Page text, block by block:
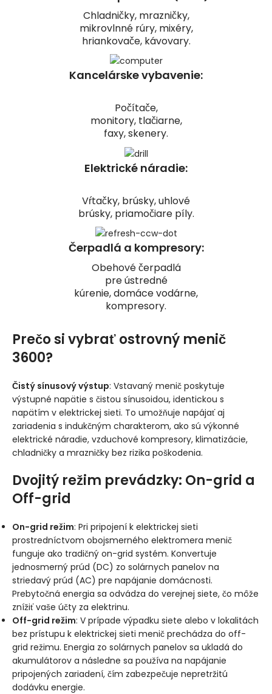
Chladničky, mrazničky,
mikrovlnné rúry, mixéry,
hriankovače, kávovary.
Kancelárske vybavenie:
Počítače,
monitory, tlačiarne,
faxy, skenery.
Elektrické náradie:
Vŕtačky, brúsky, uhlové
brúsky, priamočiare píly.
Čerpadlá a kompresory:
Obehové čerpadlá
pre ústredné
kúrenie, domáce vodárne,
kompresory.
Prečo si vybrať ostrovný menič
3600?
Čistý sínusový výstup: Vstavaný menič poskytuje
výstupné napätie s čistou sínusoidou, identickou s
napätím v elektrickej sieti. To umožňuje napájať aj
zariadenia s indukčným charakterom, ako sú výkonné
elektrické náradie, vzduchové kompresory, klimatizácie,
chladničky a mrazničky bez rizika poškodenia.
Dvojitý režim prevádzky: On-grid a
Off-grid
On-grid režim: Pri pripojení k elektrickej sieti
prostredníctvom obojsmerného elektromera menič
funguje ako tradičný on-grid systém. Konvertuje
jednosmerný prúd (DC) zo solárnych panelov na
striedavý prúd (AC) pre napájanie domácnosti.
Prebytočná energia sa odvádza do verejnej siete, čo môže
znížiť vaše účty za elektrinu.
Off-grid režim: V prípade výpadku siete alebo v lokalitách
bez prístupu k elektrickej sieti menič prechádza do off-
grid režimu. Energia zo solárnych panelov sa ukladá do
akumulátorov a následne sa používa na napájanie
pripojených zariadení, čím zabezpečuje nepretržitú
dodávku energie.